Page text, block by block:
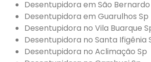
Desentupidora em São
Desentupidora em Guarulhos Sp
Desentupidora no Vila Buarque
Desentupidora no Santa Ifigênia
Desentupidora no Aclimação Sp